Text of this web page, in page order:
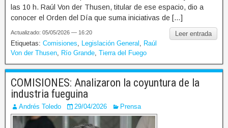
las 10 h. Raúl Von der Thusen, titular de ese espacio, dio a
conocer el Orden del Día que suma iniciativas de […]
Leer entrada
Actualizado: 05/05/2026 — 16:20
Etiquetas: Comisiones Legislación General
Raúl
Von der Thusen
Río Grande Tierra del Fuego
COMISIONES: Analizaron la coyuntura de la
industria fueguina
Andrés Toledo 29/04/2026 Prensa